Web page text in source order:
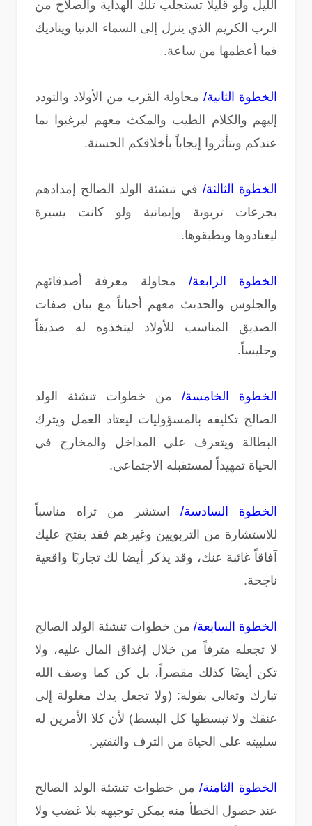
الليل ولو قليلاً تستجلب تلك الهداية والصلاح من
الرب الكريم الذي ينزل إلى السماء الدنيا ويناديك
فما أعظمها من ساعة.
الخطوة الثانية/ محاولة القرب من الأولاد والتودد
إليهم والكلام الطيب والمكث معهم ليرغبوا بما
عندكم ويتأثروا إيجاباً بأخلاقكم الحسنة.
الخطوة الثالثة/ في تنشئة الولد الصالح إمدادهم
بجرعات تربوية وإيمانية ولو كانت يسيرة
ليعتادوها ويطبقوها.
الخطوة الرابعة/ محاولة معرفة أصدقائهم
والجلوس والحديث معهم أحياناً مع بيان صفات
الصديق المناسب للأولاد ليتخذوه له صديقاً
وجليساً.
الخطوة الخامسة/ من خطوات تنشئة الولد
الصالح تكليفه بالمسؤوليات ليعتاد العمل ويترك
البطالة ويتعرف على المداخل والمخارج في
الحياة تمهيداً لمستقبله الاجتماعي.
الخطوة السادسة/
استشر من تراه مناسباً
للاستشارة من التربويين وغيرهم فقد يفتح عليك
آفاقاً غائبة عنك، وقد يذكر أيضا لك تجاربًا واقعية
ناجحة.
الخطوة السابعة/ من خطوات تنشئة الولد الصالح
لا تجعله مترفاً من خلال إغداق المال عليه، ولا
تكن أيضًا كذلك مقصراً، بل كن كما وصف الله
تبارك وتعالى بقوله: (ولا تجعل يدك مغلولة إلى
عنقك ولا تبسطها كل البسط) لأن كلا الأمرين له
سلبيته على الحياة من الترف والتقتير.
الخطوة الثامنة/ من خطوات تنشئة الولد الصالح
عند حصول الخطأ منه يمكن توجيهه بلا غضب ولا